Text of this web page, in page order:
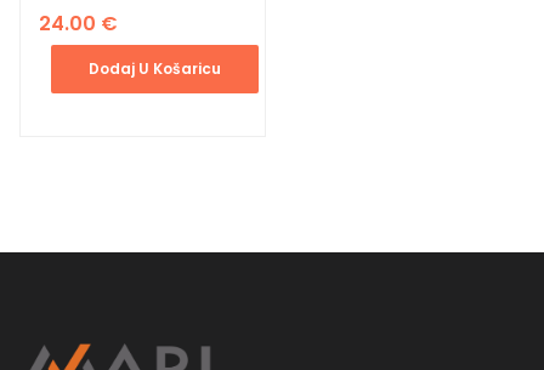
24.00 €
Dodaj U Košaricu